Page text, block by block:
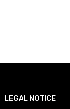
LEGAL NOTICE